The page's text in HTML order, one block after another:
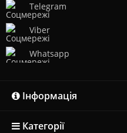
Telegram
Viber
Whatsapp
Інформація
Категорії